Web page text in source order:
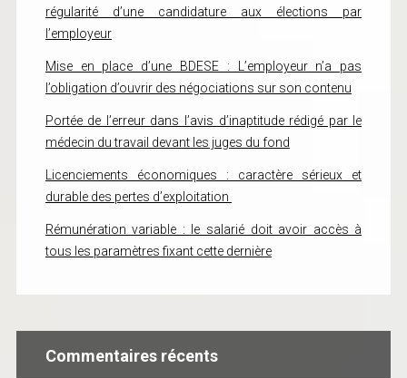
régularité d’une candidature aux élections par
l’employeur
Mise en place d’une BDESE : L’employeur n’a pas
l’obligation d’ouvrir des négociations sur son contenu
Portée de l’erreur dans l’avis d’inaptitude rédigé par le
médecin du travail devant les juges du fond
Licenciements économiques : caractère sérieux et
durable des pertes d’exploitation
Rémunération variable : le salarié doit avoir accès à
tous les paramètres fixant cette dernière
Commentaires récents